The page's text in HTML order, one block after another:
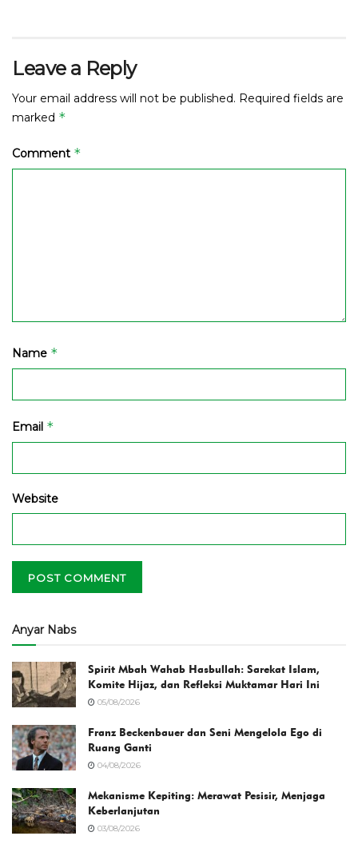
Leave a Reply
Your email address will not be published. Required fields are
marked *
Comment *
Name *
Email *
Website
Anyar Nabs
Spirit Mbah Wahab Hasbullah: Sarekat Islam,
Komite Hijaz, dan Refleksi Muktamar Hari Ini
05/08/2026
Franz Beckenbauer dan Seni Mengelola Ego di
Ruang Ganti
04/08/2026
Mekanisme Kepiting: Merawat Pesisir, Menjaga
Keberlanjutan
03/08/2026